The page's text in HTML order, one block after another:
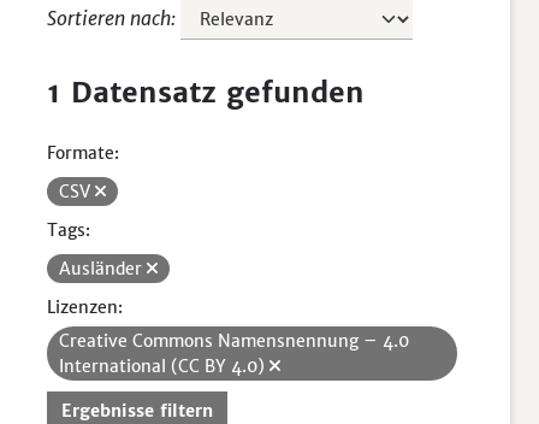
Sortieren nach
1 Datensatz gefunden
Formate:
CSV
Tags:
Ausländer
Lizenzen:
Creative Commons Namensnennung – 4.0
International (CC BY 4.0)
Ergebnisse filtern